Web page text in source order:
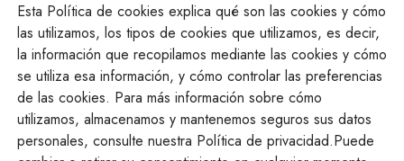
Esta Política de cookies explica qué son las cookies y cómo
las utilizamos, los tipos de cookies que utilizamos, es decir,
la información que recopilamos mediante las cookies y cómo
se utiliza esa información, y cómo controlar las preferencias
de las cookies. Para más información sobre cómo
utilizamos, almacenamos y mantenemos seguros sus datos
personales, consulte nuestra Política de privacidad.Puede